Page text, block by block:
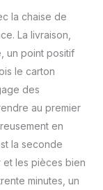
la
hauteur
que
en
posture
la chaise de
La livraison,
un point positif
le carton
des
au premier
en
la seconde
et les pièces bien
minutes, un